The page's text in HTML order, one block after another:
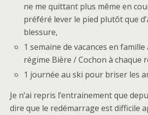
ne me quittant plus même en
préféré lever le pied plutôt que
blessure,
1 semaine de vacances en
régime Bière / Cochon à chaque
1 journée au ski pour briser les
Je n’ai repris l’entrainement que
dire que le redémarrage est difficile